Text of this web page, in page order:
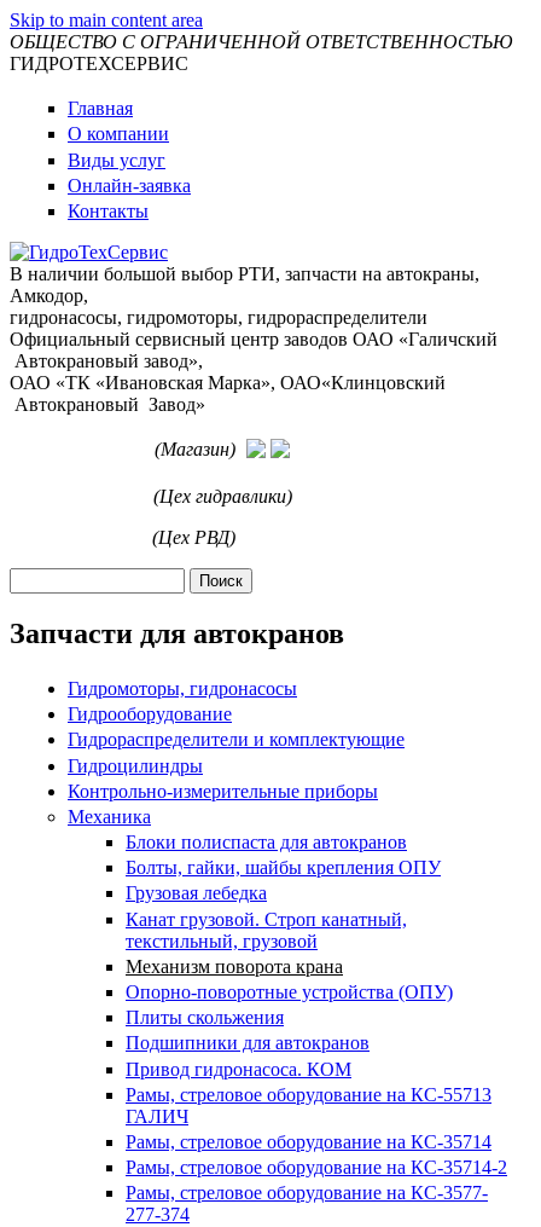
Skip to main content area
ОБЩЕСТВО С ОГРАНИЧЕННОЙ ОТВЕТСТВЕННОСТЬЮ
ГИДРОТЕХСЕРВИС
Главная
О компании
Виды услуг
Онлайн-заявка
Контакты
В наличии большой выбор РТИ, запчасти на автокраны,
Амкодор,
гидронасосы, гидромоторы, гидрораспределители
Официальный сервисный центр заводов ОАО «Галичский
Автокрановый завод»,
ОАО «ТК «Ивановская Марка», ОАО«Клинцовский
Автокрановый Завод»
(Магазин)
(Цех гидравлики)
(Цех РВД)
Запчасти для автокранов
Гидромоторы, гидронасосы
Гидрооборудование
Гидрораспределители и комплектующие
Гидроцилиндры
Контрольно-измерительные приборы
Механика
Блоки полиспаста для автокранов
Болты, гайки, шайбы крепления ОПУ
Грузовая лебедка
Канат грузовой. Строп канатный,
текстильный, грузовой
Механизм поворота крана
Опорно-поворотные устройства (ОПУ)
Плиты скольжения
Подшипники для автокранов
Привод гидронасоса. КОМ
Рамы, стреловое оборудование на КС-55713
ГАЛИЧ
Рамы, стреловое оборудование на КС-35714
Рамы, стреловое оборудование на КС-35714-2
Рамы, стреловое оборудование на КС-3577-
277-374